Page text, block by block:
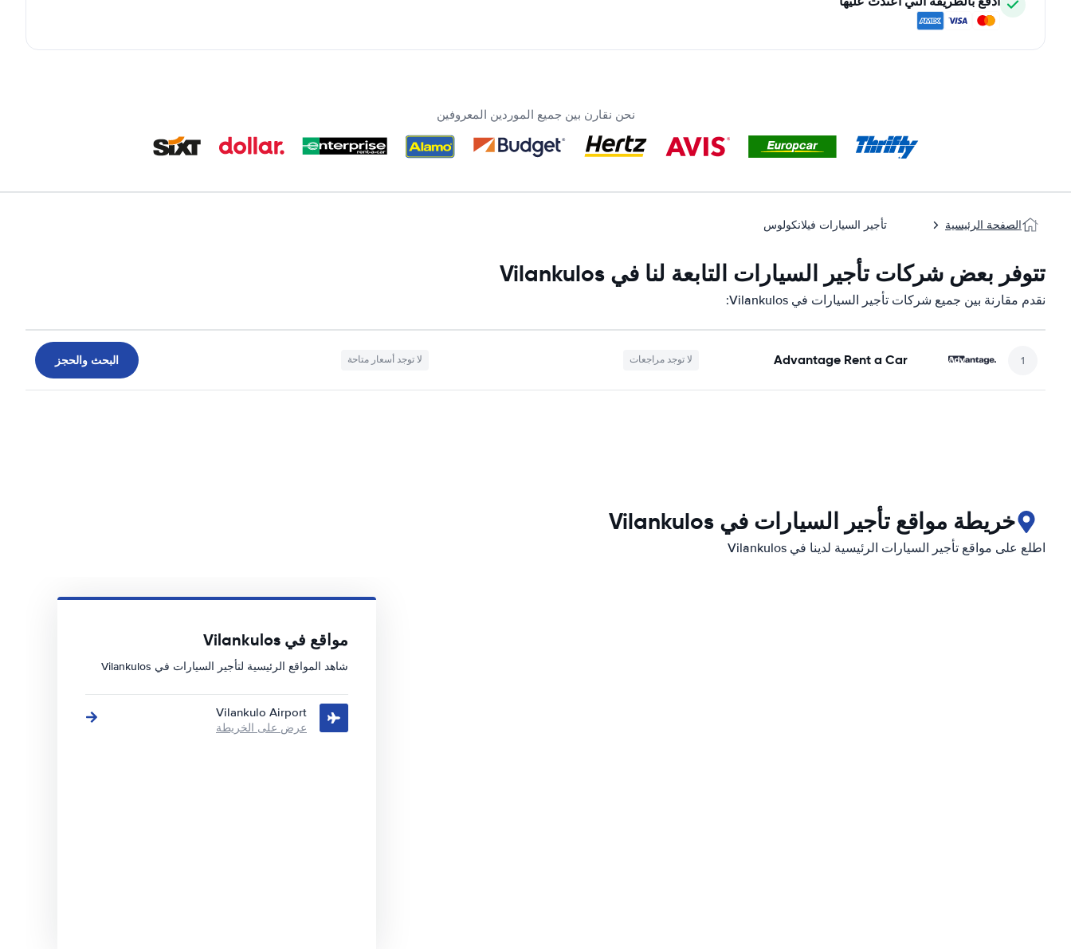
نحن نقارن بين جميع الموردين المعروفين
الصفحة الرئيسية تأجير السيارات فيلانكولوس
تتوفر بعض شركات تأجير السيارات التابعة لنا في Vilankulos
نقدم مقارنة بين جميع شركات تأجير السيارات في Vilankulos:
Advantage Rent a Car لا توجد مراجعات لا توجد أسعار متاحة البحث والحجز
خريطة مواقع تأجير السيارات في Vilankulos
اطلع على مواقع تأجير السيارات الرئيسية لدينا في Vilankulos
مواقع في Vilankulos
شاهد المواقع الرئيسية لتأجير السيارات في Vilankulos
Vilankulo Airport
عرض على الخريطة